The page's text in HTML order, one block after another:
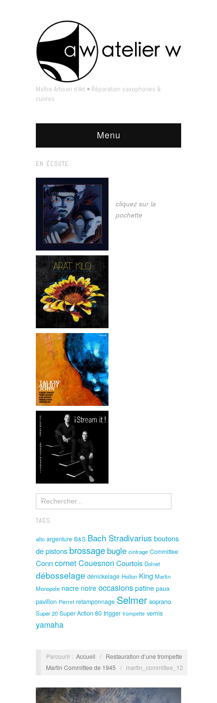
Maître Artisan d'Art • Réparation saxophones &
cuivres
Menu
EN ÉCOUTE
cliquez sur la
pochette
TAGS
alto argenture B&S Bach Stradivarius boutons
de pistons brossage bugle cintrage Committee
ConncornetCouesnon Courtois Dolnet
débosselage dénickelage Holton King Martin
Monopole nacre noire occasions patine paua
pavillon Pierret retamponnage Selmer soprano
Super 20 Super Action 80 trigger trompette vernis
yamaha
Parcourir : Accueil / Restauration d’une trompette
Martin Committee de 1945 / martin_committee_12